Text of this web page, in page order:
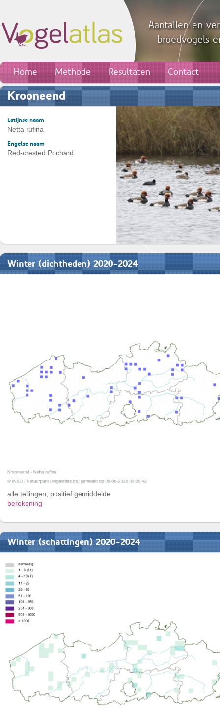
Aantallen en
broedvogels
Home Methode Resultaten Contact
Krooneend
Latijnse naam
Netta rufina
Engelse naam
Red-crested Pochard
Winter (dichtheden) 2020-2024
alle tellingen, positief gemiddelde
berekening
Winter (schattingen) 2020-2024